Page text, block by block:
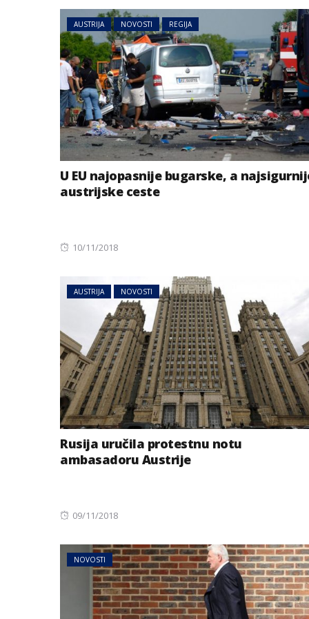
AUSTRIJA NOVOSTI REGIJA
U EU najopasnije bugarske, a
austrijske ceste
Posted
10/11/2018
AUSTRIJA NOVOSTI
Rusija uručila protestnu notu
ambasadoru Austrije
Posted
09/11/2018
NOVOSTI
niskog